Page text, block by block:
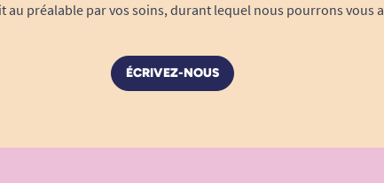
au préalable par vos soins, durant lequel nous pourrons vous
ÉCRIVEZ-NOUS